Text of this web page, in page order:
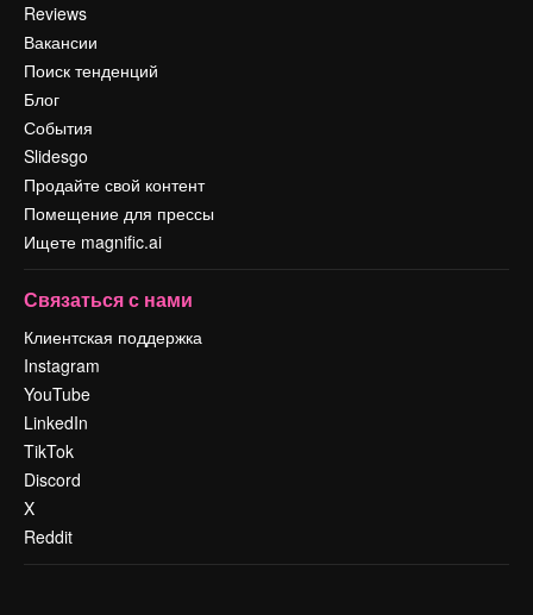
Reviews
Вакансии
Поиск тенденций
Блог
События
Slidesgo
Продайте свой контент
Помещение для прессы
Ищете magnific.ai
Связаться с нами
Клиентская поддержка
Instagram
YouTube
LinkedIn
TikTok
Discord
X
Reddit